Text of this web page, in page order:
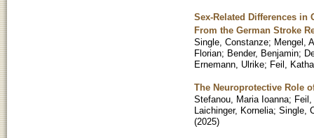
Sex-Related Differences in
From the German Stroke
Single, Constanze; Mengel,
Florian; Bender, Benjamin;
Ernemann, Ulrike; Feil,
The Neuroprotective Role
Stefanou, Maria Ioanna; Feil,
Laichinger, Kornelia; Single,
(2025)